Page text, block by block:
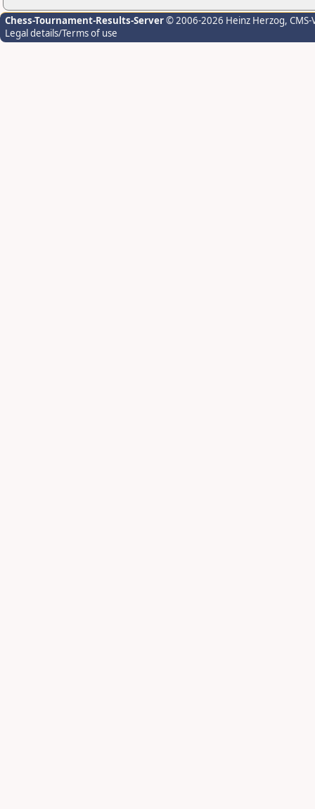
Chess-Tournament-Results-Server© 2006-2026 Heinz Herzog,
Legal details/Terms of use